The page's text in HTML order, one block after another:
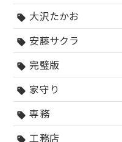
sell 大沢たかお
sell 安藤サクラ
sell 完璧版
sell 家守り
sell 専務
sell 工務店